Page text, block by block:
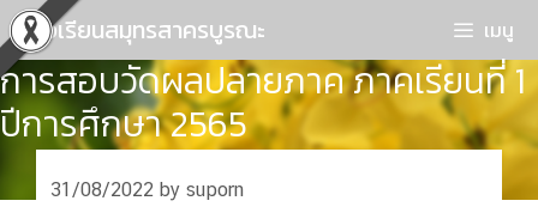
Skip
to
content
โรงเรียนสมุทรสาครบูรณะ เมนู
การสอบวัดผลปลายภาค ภาคเรียนที่ 1
ปีการศึกษา 2565
31/08/2022 by suporn